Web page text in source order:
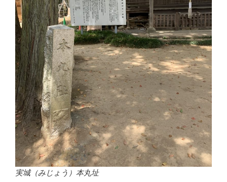
実城（みじょう）本丸址